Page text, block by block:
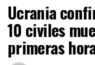
Ucrania
10 civiles
primeras